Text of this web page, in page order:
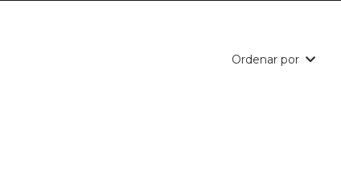
Ordenar por